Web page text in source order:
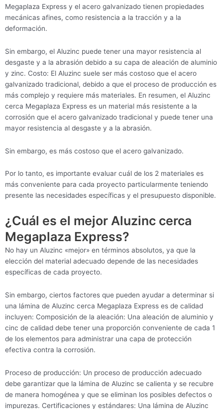
Megaplaza Express y el acero galvanizado tienen propiedades
mecánicas afines, como resistencia a la tracción y a la
deformación.
Sin embargo, el Aluzinc puede tener una mayor resistencia al
desgaste y a la abrasión debido a su capa de aleación de aluminio
y zinc. Costo: El Aluzinc suele ser más costoso que el acero
galvanizado tradicional, debido a que el proceso de producción es
más complejo y requiere más materiales. En resumen, el Aluzinc
cerca Megaplaza Express es un material más resistente a la
corrosión que el acero galvanizado tradicional y puede tener una
mayor resistencia al desgaste y a la abrasión.
Sin embargo, es más costoso que el acero galvanizado.
Por lo tanto, es importante evaluar cuál de los 2 materiales es
más conveniente para cada proyecto particularmente teniendo
presente las necesidades específicas y el presupuesto disponible.
¿Cuál es el mejor Aluzinc cerca
Megaplaza Express?
No hay un Aluzinc «mejor» en términos absolutos, ya que la
elección del material adecuado depende de las necesidades
específicas de cada proyecto.
Sin embargo, ciertos factores que pueden ayudar a determinar si
una lámina de Aluzinc cerca Megaplaza Express es de calidad
incluyen: Composición de la aleación: Una aleación de aluminio y
cinc de calidad debe tener una proporción conveniente de cada 1
de los elementos para administrar una capa de protección
efectiva contra la corrosión.
Proceso de producción: Un proceso de producción adecuado
debe garantizar que la lámina de Aluzinc se calienta y se recubre
de manera homogénea y que se eliminan los posibles defectos o
impurezas. Certificaciones y estándares: Una lámina de Aluzinc